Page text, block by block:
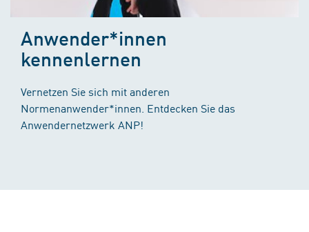
Anwender*innen
kennenlernen
Vernetzen Sie sich mit anderen
Normenanwender*innen. Entdecken Sie das
Anwendernetzwerk ANP!